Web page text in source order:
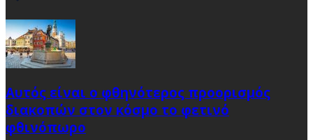
Αυτός είναι ο φθηνότερος προορισμός
διακοπών στον κόσμο το φετινό
φθινόπωρο